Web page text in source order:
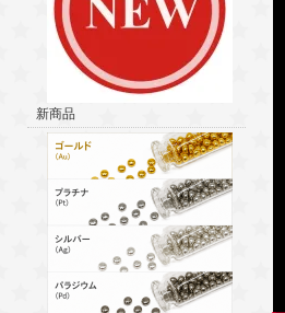
新商品